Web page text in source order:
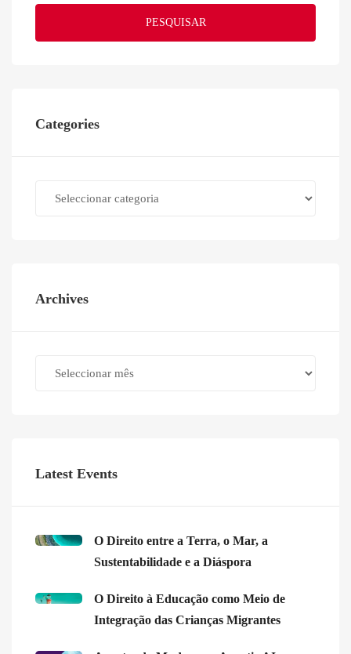
PESQUISAR
Categories
Archives
Latest Events
O Direito entre a Terra, o Mar, a
Sustentabilidade e a Diáspora
O Direito à Educação como Meio de
Integração das Crianças Migrantes